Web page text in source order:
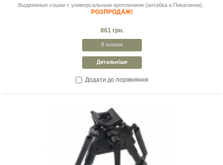
Выдвижные сошки с универсальным креплением (антабка и Пикатинни).
РОЗПРОДАЖ!
861 грн.
В кошик
Детальніше
Додати до порівняння